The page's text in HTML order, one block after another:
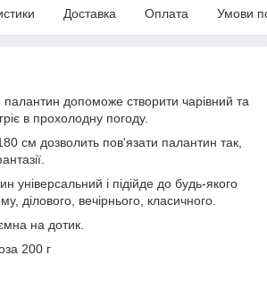
Доставка Оплата Умови
палантин допоможе створити чарівний та
в прохолодну погоду.
см дозволить пов'язати палантин так,
універсальний і підійде до будь-якого
ділового, вечірнього, класичного.
на дотик.
200 г